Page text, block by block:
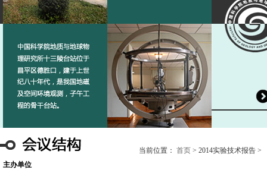
主办单位
当前位置： 首页 > 2014实验技术报告 >